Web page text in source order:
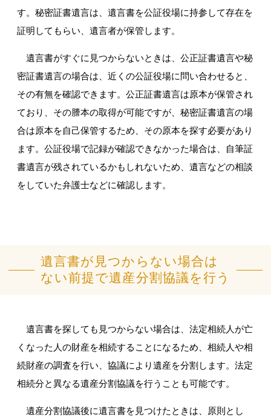
す。秘密証書遺言は、遺言書を公証役場に持参して存在を
証明してもらい、遺言者が保管します。
遺言書がすぐに見つからないときは、公正証書遺言や秘
密証書遺言の場合は、近くの公証役場に問い合わせると、
その有無を確認できます。公正証書遺言は原本が保管され
ており、その謄本の取得が可能ですが、秘密証書遺言の場
合は原本を自己保管するため、その原本を探す必要があり
ます。公証役場で記録が確認できなかった場合は、自筆証
書遺言が残されているかもしれないため、遺言などの相談
をしていた弁護士などに確認します。
遺言書が見つからない場合は
ない前提で遺産分割協議を行う
遺言書を探しても見つからない場合は、法定相続人が亡
くなった人の財産を相続することになるため、相続人や相
続財産の調査を行い、協議により遺産を分割します。法定
相続分と異なる遺産分割協議を行うことも可能です。
遺産分割協議後に遺言書を見つけたときは、原則とし